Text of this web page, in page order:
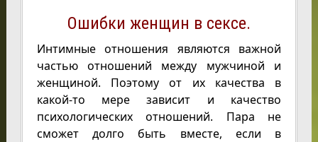
Ошибки женщин в сексе.
Интимные отношения являются важной
частью отношений между мужчиной и
женщиной. Поэтому от их качества в
какой-то мере зависит и качество
психологических отношений. Пара не
сможет долго быть вместе, если в